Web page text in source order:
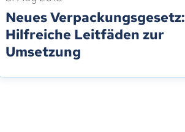
Neues Verpackungsgesetz:
Hilfreiche Leitfäden zur
Umsetzung